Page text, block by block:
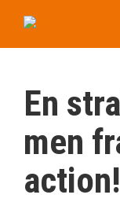
En
men
action!